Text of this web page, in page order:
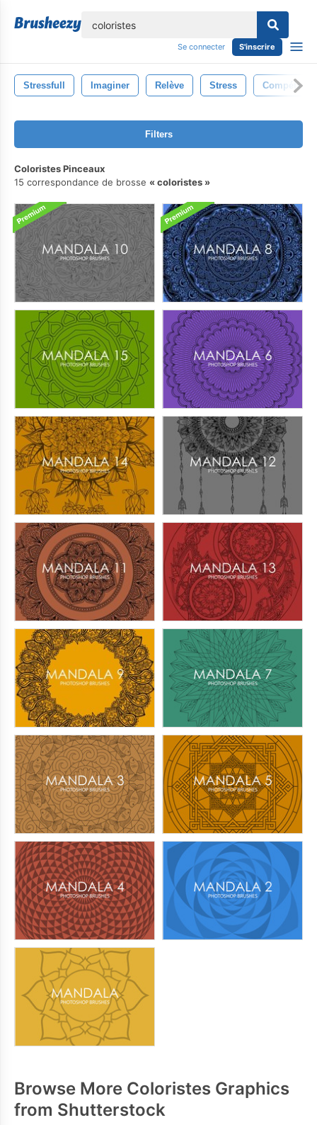
Se connecter S'inscrire
Stressfull Imaginer Relève Stress Compétence
Filters
Coloristes Pinceaux
15 correspondance de brosse
coloristes
Browse More Coloristes Graphics
from Shutterstock